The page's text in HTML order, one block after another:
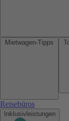
Reisebüros
Inklusivleistungen